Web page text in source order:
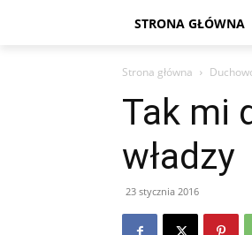
STRONA GŁÓWNA
Strona główna
Tak mi
władzy
23 stycznia 2016